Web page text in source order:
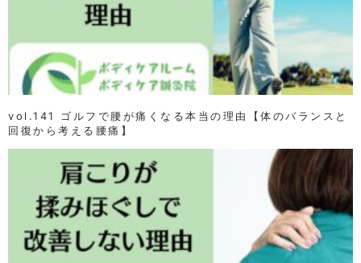
vol.141 ゴルフで腰が痛くなる本当の理由【体のバランスと
回復から考える腰痛】